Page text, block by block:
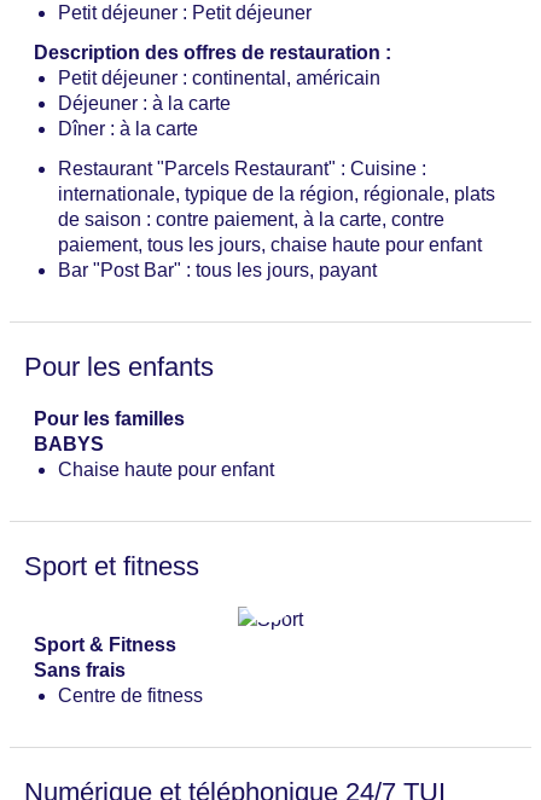
Petit déjeuner : Petit déjeuner
Description des offres de restauration :
Petit déjeuner : continental, américain
Déjeuner : à la carte
Dîner : à la carte
Restaurant "Parcels Restaurant" : Cuisine :
internationale, typique de la région, régionale, plats
de saison : contre paiement, à la carte, contre
paiement, tous les jours, chaise haute pour enfant
Bar "Post Bar" : tous les jours, payant
Pour les enfants
Pour les familles
BABYS
Chaise haute pour enfant
Sport et fitness
Sport & Fitness
Sans frais
Centre de fitness
Numérique et téléphonique 24/7 TUI